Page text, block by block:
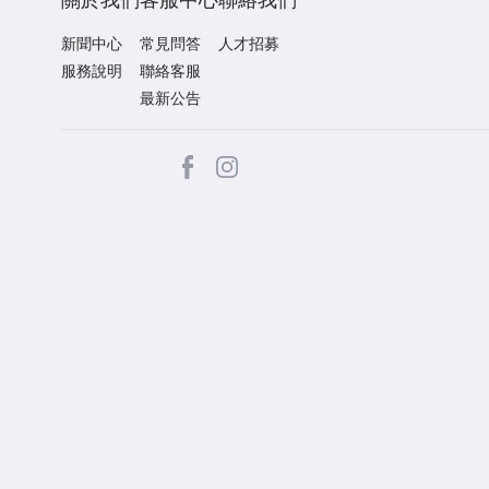
新聞中心
服務說明
常見問答
聯絡客服
最新公告
人才招募
facebook